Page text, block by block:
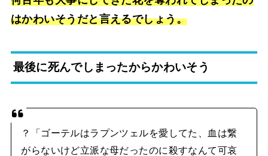
はかわいそうだと言えるでしょう。
最後に死んでしまったからかわいそう
？「ゴーテルはラプンツェルを愛してた、血は繋
がらないけど立派な母だったのに殺すなんて可哀